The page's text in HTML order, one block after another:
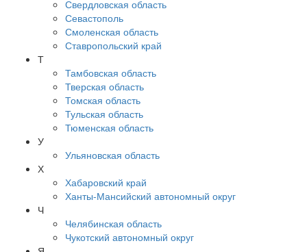
Свердловская область
Севастополь
Смоленская область
Ставропольский край
Т
Тамбовская область
Тверская область
Томская область
Тульская область
Тюменская область
У
Ульяновская область
Х
Хабаровский край
Ханты-Мансийский автономный округ
Ч
Челябинская область
Чукотский автономный округ